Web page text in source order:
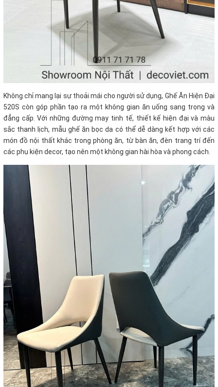
Không chỉ mang lại sự thoải mái cho người sử dụng, Ghế Ăn Hiện Đại
520S còn góp phần tạo ra một không gian ăn uống sang trọng và
đẳng cấp. Với những đường may tinh tế, thiết kế hiện đại và màu
sắc thanh lịch, mẫu ghế ăn bọc da có thể dễ dàng kết hợp với các
món đồ nội thất khác trong phòng ăn, từ bàn ăn, đèn trang trí đến
các phụ kiện decor, tạo nên một không gian hài hòa và phong cách.